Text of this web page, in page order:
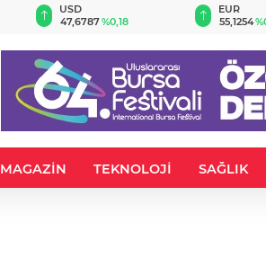
USD
47,6787%0,18
EUR
55,1254
MAGAZİN TEKNOLOJİ SAĞLIK